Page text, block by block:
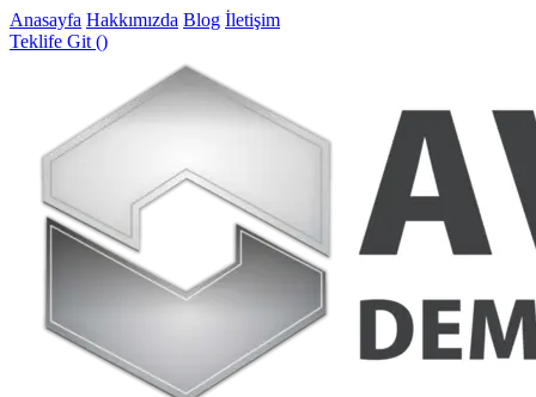
Anasayfa Hakkımızda Blog İletişim
Teklife Git ()